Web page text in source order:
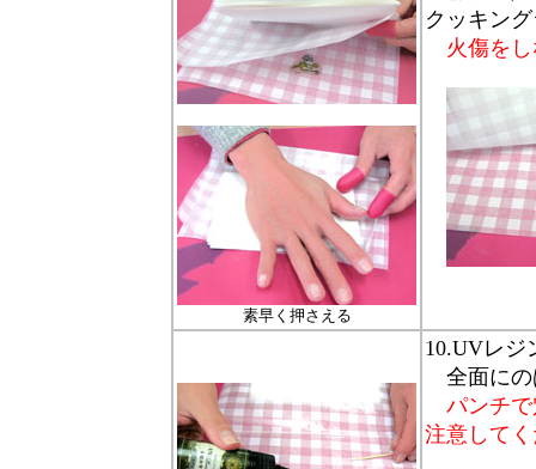
素早く押さえる
クッキン
火傷をし
10.UVレジ
全面にの
パンチ
注意して